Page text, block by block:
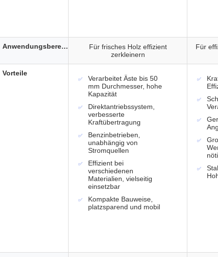
Für frisches Holz effizient
zerkleinern
Für
Verarbeitet Äste bis 50
mm Durchmesser, hohe
Kapazität
Direktantriebssystem,
verbesserte
Kraftübertragung
Benzinbetrieben,
unabhängig von
Stromquellen
Effizient bei
verschiedenen
Materialien, vielseitig
einsetzbar
Kompakte Bauweise,
platzsparend und mobil
Anwendungsbereich
Vorteile